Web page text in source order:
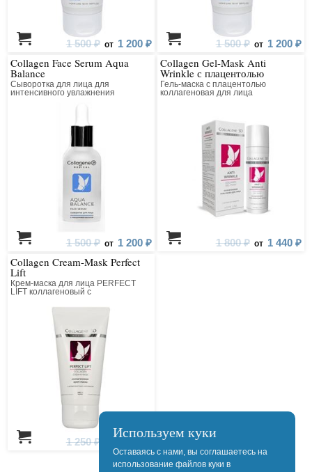
1 500 ₽ от 1 200 ₽ 1 500 ₽ от 1 200 ₽
Collagen Face Serum Aqua
Balance
Сыворотка для лица для
интенсивного увлажнения
1 500 ₽ от 1 200 ₽
Collagen Gel-Mask Anti
Wrinkle с плацентолью
Гель-маска с плацентолью
коллагеновая для лица
1 800 ₽ от 1 440 ₽
Collagen Cream-Mask Perfect
Lift
Крем-маска для лица PERFECT
LIFT коллагеновый с
1 250 ₽
Используем куки
Оставаясь с нами, вы соглашаетесь на
использование файлов куки в